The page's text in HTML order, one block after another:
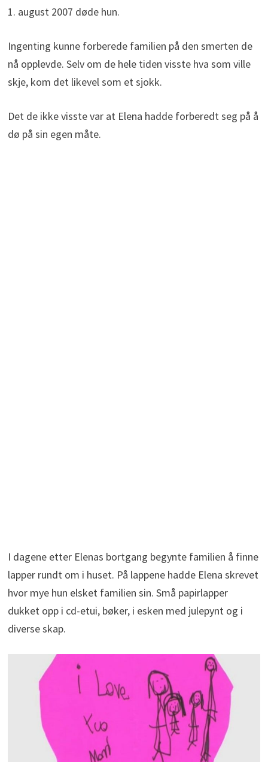
1. august 2007 døde hun.
Ingenting kunne forberede familien på den smerten de
nå opplevde. Selv om de hele tiden visste hva som ville
skje, kom det likevel som et sjokk.
Det de ikke visste var at Elena hadde forberedt seg på å
dø på sin egen måte.
I dagene etter Elenas bortgang begynte familien å finne
lapper rundt om i huset. På lappene hadde Elena skrevet
hvor mye hun elsket familien sin. Små papirlapper
dukket opp i cd-etui, bøker, i esken med julepynt og i
diverse skap.